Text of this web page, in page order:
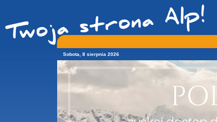
Sobota, 8 sierpnia 2026